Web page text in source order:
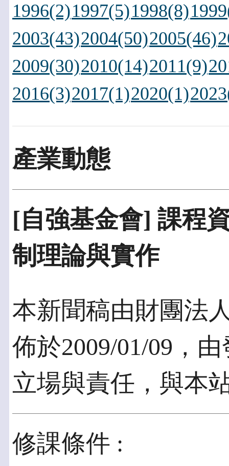
1996(2)1997(5)1998(8)
2003(43)2004(50)2005(46)
2009(30)2010(14)2011(9)
2016(3)2017(1)2020(1)
產業動態
[自強基金會] 課程
制理論與實作
本新聞稿由財團法
佈於2009/01/09，
立場與責任，與本
修課條件 :